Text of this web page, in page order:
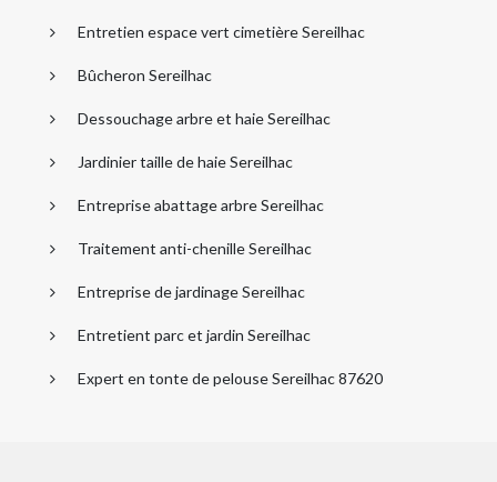
Entretien espace vert cimetière Sereilhac
Bûcheron Sereilhac
Dessouchage arbre et haie Sereilhac
Jardinier taille de haie Sereilhac
Entreprise abattage arbre Sereilhac
Traitement anti-chenille Sereilhac
Entreprise de jardinage Sereilhac
Entretient parc et jardin Sereilhac
Expert en tonte de pelouse Sereilhac 87620